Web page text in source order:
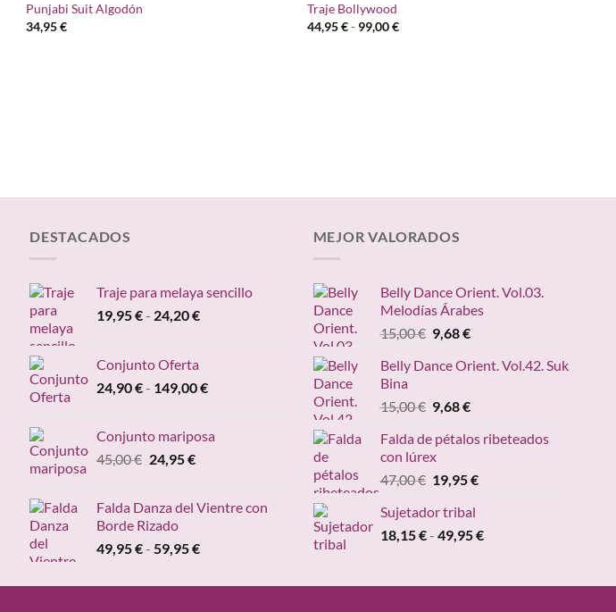
Punjabi Suit Algodón
34,95€
Traje Bollywood
44,95€- 99,00€Rango
DESTACADOS
Traje para melaya sencillo
19,95€- 24,20€Rango
19,95 €
Conjunto Oferta
24,90€- 149,00€Rango
desde
Conjunto mariposa
45,00€ El
era:
45,00 €.
24,95€El
es:
Falda Danza del Vientre con
Borde Rizado
49,95€- 59,95€Rango
precios:
MEJOR VALORADOS
Belly Dance Orient. Vol.03.
Melodías Árabes
15,00€ El
original
15,00 €.
9,68€El
actual
9,68 €.
Belly Dance Orient. Vol.42. Suk
Bina
15,00€ El
original
era:
15,00 €.
9,68€El
actual
9,68 €.
Falda de pétalos ribeteados
con lúrex
47,00€ El
original
era:
19,95€El
es:
Sujetador tribal
18,15€- 49,95€Rango
desde